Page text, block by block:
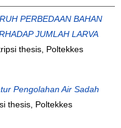
PERBEDAAN BAHAN
JUMLAH LARVA
thesis, Poltekkes
Pengolahan Air Sadah
thesis, Poltekkes